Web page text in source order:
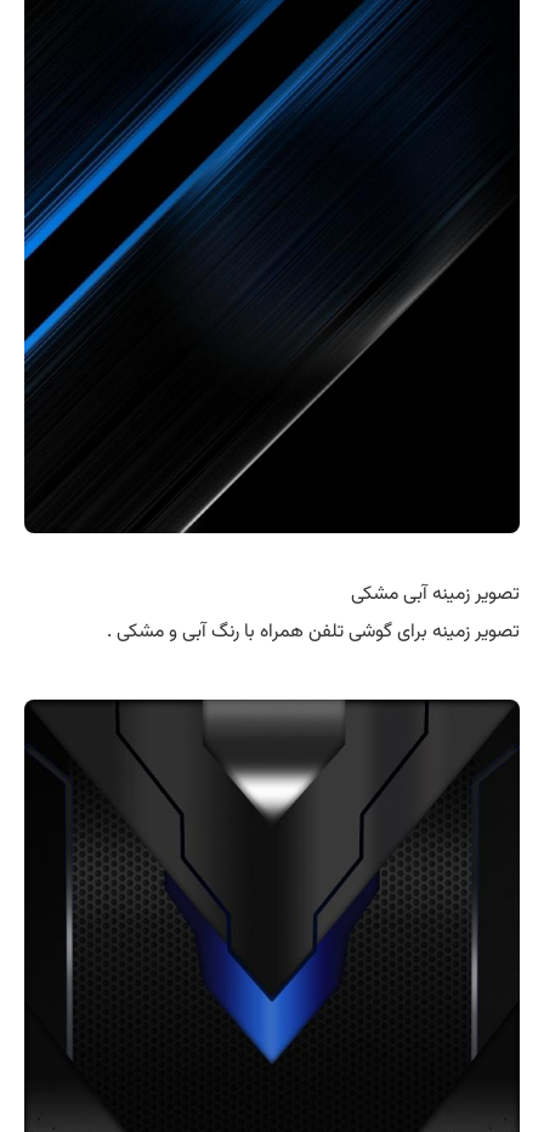
تصویر زمینه آبی مشکی
تصویر زمینه برای گوشی تلفن همراه با رنگ آبی و مشکی .